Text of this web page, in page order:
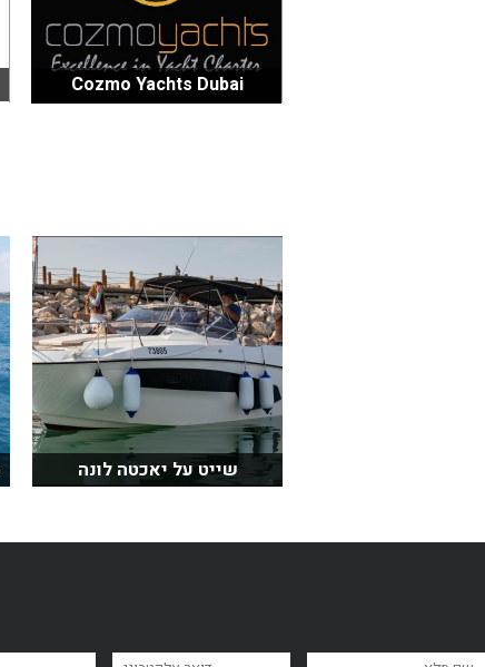
Cozmo Yachts Dubai
שייט על יאכטה לונה